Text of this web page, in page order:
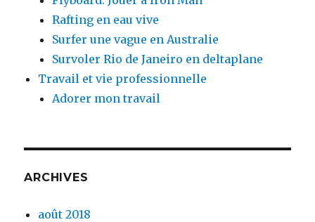
Rafting en eau vive
Surfer une vague en Australie
Survoler Rio de Janeiro en deltaplane
Travail et vie professionnelle
Adorer mon travail
ARCHIVES
août 2018